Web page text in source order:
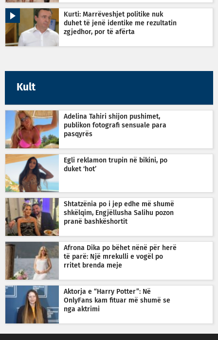
Kurti: Marrëveshjet politike nuk
duhet të jenë identike me rezultatin
zgjedhor, por të afërta
Kult
Adelina Tahiri shijon pushimet,
publikon fotografi sensuale para
pasqyrës
Egli reklamon trupin në bikini, po
duket ‘hot’
Shtatzënia po i jep edhe më shumë
shkëlqim, Engjëllusha Salihu pozon
pranë bashkëshortit
Afrona Dika po bëhet nënë për herë
të parë: Një mrekulli e vogël po
rritet brenda meje
Aktorja e “Harry Potter”: Në
OnlyFans kam fituar më shumë se
nga aktrimi